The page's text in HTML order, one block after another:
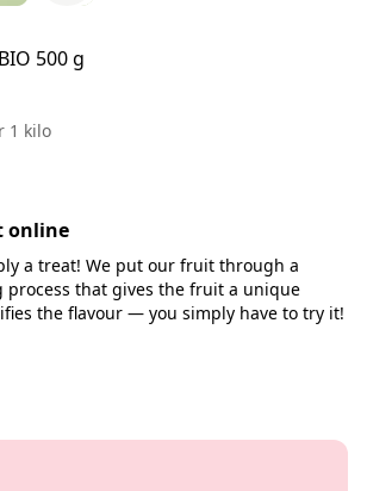
500 g
1 kilo
online
a treat! We put our fruit through a
that gives the fruit a unique
the flavour — you simply have to try it!